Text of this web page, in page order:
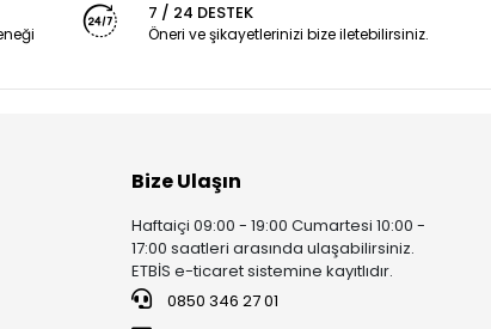
7 / 24 DESTEK
Öneri ve şikayetlerinizi bize iletebilirsiniz.
Bize Ulaşın
Haftaiçi 09:00 - 19:00 Cumartesi 10:00 -
17:00 saatleri arasında ulaşabilirsiniz.
ETBİS e-ticaret sistemine kayıtlıdır.
0850 346 27 01